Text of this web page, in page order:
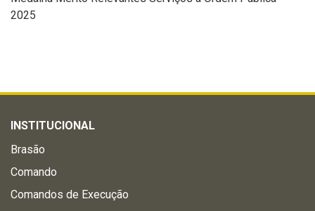
2025
INSTITUCIONAL
Brasão
Comando
Comandos de Execução